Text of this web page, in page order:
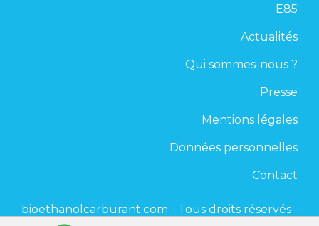
E85
Actualités
Qui sommes-nous ?
Presse
Mentions légales
Données personnelles
Contact
bioethanolcarburant.com - Tous droits réservés -